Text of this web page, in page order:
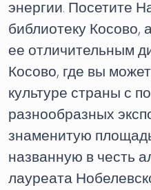
энергии. Посетите
библиотеку Косово,
ее отличительным
Косово, где вы
культуре страны с
разнообразных
знаменитую
названную в честь
лауреата